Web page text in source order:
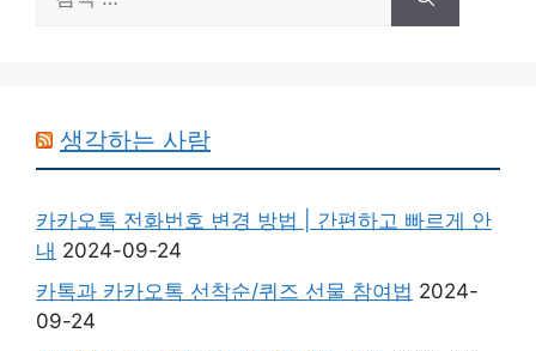
색:
생각하는 사람
카카오톡 전화번호 변경 방법 | 간편하고 빠르게 안
내 2024-09-24
카톡과 카카오톡 선착순/퀴즈 선물 참여법 2024-
09-24